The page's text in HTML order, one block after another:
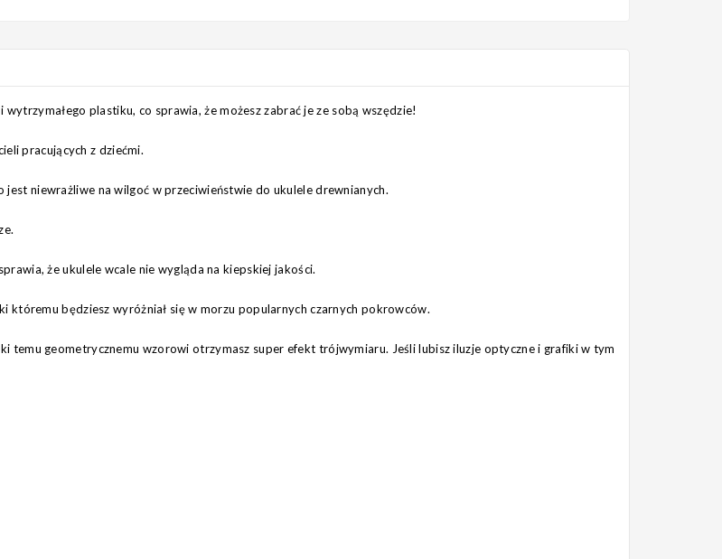
plastiku, co sprawia, że możesz zabrać je ze sobą wszędzie!
pracujących z dziećmi.
niewrażliwe na wilgoć w przeciwieństwie do ukulele drewnianych.
że ukulele wcale nie wygląda na kiepskiej jakości.
będziesz wyróżniał się w morzu popularnych czarnych pokrowców.
temu geometrycznemu wzorowi otrzymasz super efekt trójwymiaru. Jeśli lubisz iluzje optyczne i grafiki w tym